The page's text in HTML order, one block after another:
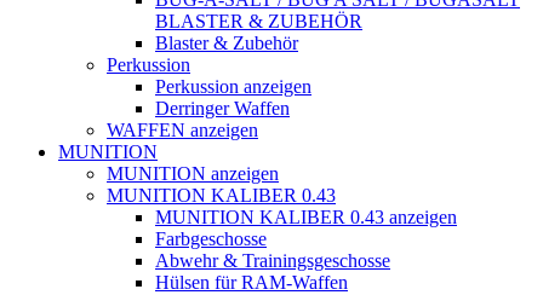
BLASTER & ZUBEHÖR
Blaster & Zubehör
Perkussion
Perkussion anzeigen
Derringer Waffen
WAFFEN anzeigen
MUNITION
MUNITION anzeigen
MUNITION KALIBER 0.43
MUNITION KALIBER 0.43 anzeigen
Farbgeschosse
Abwehr & Trainingsgeschosse
Hülsen für RAM-Waffen